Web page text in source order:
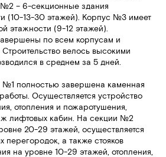
– 6-секционные здания
(10-13-30 этажей). Корпус №3 имеет
этажности (9-12 этажей).
по всем корпусам и
велось высокими
в среднем за 5 дней.
№1 полностью завершена каменная
Осуществляется устройство
отопления и пожаротушения,
лифтовых кабин. На секции №2
20-29 этажей, осуществляется
перегородок, а также стояков
на уровне 10-29 этажей, отопления,